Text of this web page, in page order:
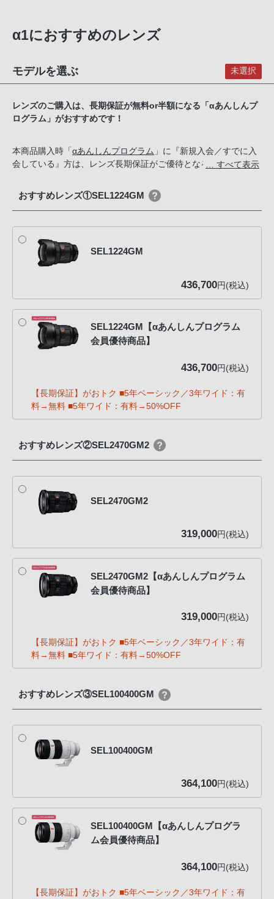
α1におすすめのレンズ
モデルを選ぶ 未選択
レンズのご購入は、長期保証が無料or半額になる「αあんしんプ
ログラム」がおすすめです！
本商品購入時「 αあんしんプログラム 」に『新規入会／すでに入
会している』方は、レンズ長期保証がご優待となる【αあんしん
… すべて表示
おすすめレンズ①SEL1224GM
SEL1224GM
436,700円(税込)
SEL1224GM【αあんしんプログラム
会員優待商品】
436,700円(税込)
【長期保証】がおトク ■5年ベーシック／3年ワイド：有
料→無料 ■5年ワイド：有料→50%OFF
おすすめレンズ②SEL2470GM2
SEL2470GM2
319,000円(税込)
SEL2470GM2【αあんしんプログラム
会員優待商品】
319,000円(税込)
【長期保証】がおトク ■5年ベーシック／3年ワイド：有
料→無料 ■5年ワイド：有料→50%OFF
おすすめレンズ③SEL100400GM
SEL100400GM
364,100円(税込)
SEL100400GM【αあんしんプログラ
ム会員優待商品】
364,100円(税込)
【長期保証】がおトク ■5年ベーシック／3年ワイド：有